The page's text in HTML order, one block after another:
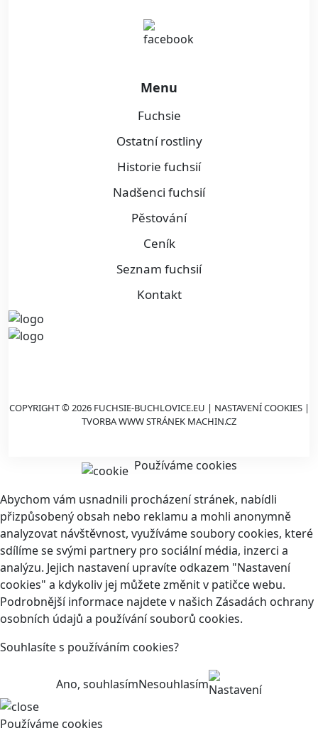
Menu
Fuchsie
Ostatní rostliny
Historie fuchsií
Nadšenci fuchsií
Pěstování
Ceník
Seznam fuchsií
Kontakt
COPYRIGHT © 2026 FUCHSIE-BUCHLOVICE.EU | NASTAVENÍ COOKIES|
TVORBA WWW STRÁNEK MACHIN.CZ
Používáme cookies
Abychom vám usnadnili procházení stránek, nabídli
přizpůsobený obsah nebo reklamu a mohli anonymně
analyzovat návštěvnost, využíváme soubory cookies, které
sdílíme se svými partnery pro sociální média, inzerci a
analýzu. Jejich nastavení upravíte odkazem "Nastavení
cookies" a kdykoliv jej můžete změnit v patičce webu.
Podrobnější informace najdete v našich Zásadách ochrany
osobních údajů a používání souborů cookies.
Souhlasíte s používáním cookies?
Ano, souhlasímNesouhlasímNastavení
Používáme cookies